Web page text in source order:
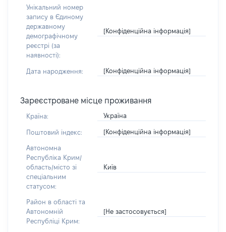
Унікальний номер
запису в Єдиному
державному
демографічному
реєстрі (за
наявності):
[Конфіденційна інформація]
Дата народження: [Конфіденційна інформація]
Зареєстроване місце проживання
Країна: Україна
Поштовий індекс: [Конфіденційна інформація]
Автономна
Республіка Крим/
область/місто зі
спеціальним
статусом:
Київ
Район в області та
Автономній
Республіці Крим:
[Не застосовується]